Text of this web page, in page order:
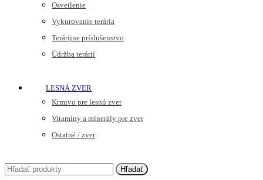
Osvetlenie
Vykurovanie terária
Terárijne príslušenstvo
Údržba terárií
LESNÁ ZVER
Krmivo pre lesnú zver
Vitamíny a minerály pre zver
Ostatné / zver
Hľadať